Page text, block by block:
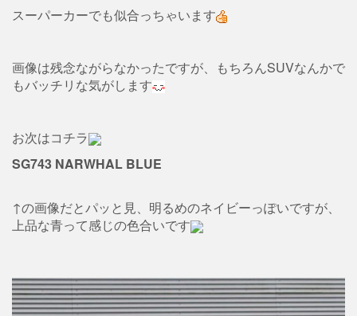
スーパーカーでも似合っちゃいます
画像は残念ながらなかったですが、もちろんSUVなんかで
もバッチリな気がします
お次はコチラ
SG743 NARWHAL BLUE
↑の画像だとパッと見、明るめのネイビーっぽいですが、
上品な青って感じの色合いです